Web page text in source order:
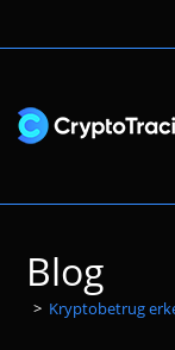
Inhalt
Blog
> Kryptobetrug